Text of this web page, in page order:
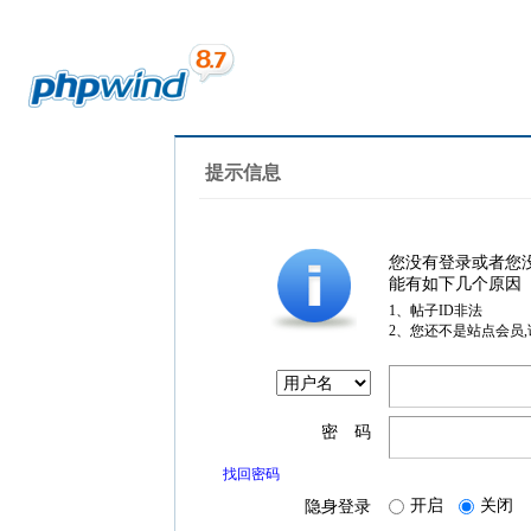
提示信息
您没有登录或者您
能有如下几个原因
1、帖子ID非法
2、您还不是站点会员
密 码
找回密码
隐身登录 开启 关闭